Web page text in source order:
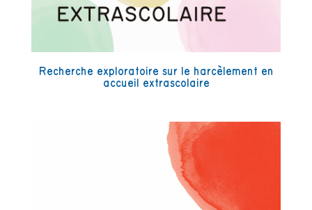
Recherche exploratoire sur le harcèlement en
accueil extrascolaire